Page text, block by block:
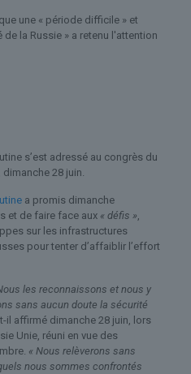
une « période difficile » et
de la Russie » a retenu l'attention
s’est adressé au congrès du
28 juin.
a promis dimanche
et de faire face aux « défis »
sur les infrastructures
pour tenter d’affaiblir l’effort
les reconnaissons et nous y
sans aucun doute la sécurité
t-il affirmé dimanche 28 juin, lors
Unie, réuni en vue des
« Nous relèverons sans
nous sommes confrontés